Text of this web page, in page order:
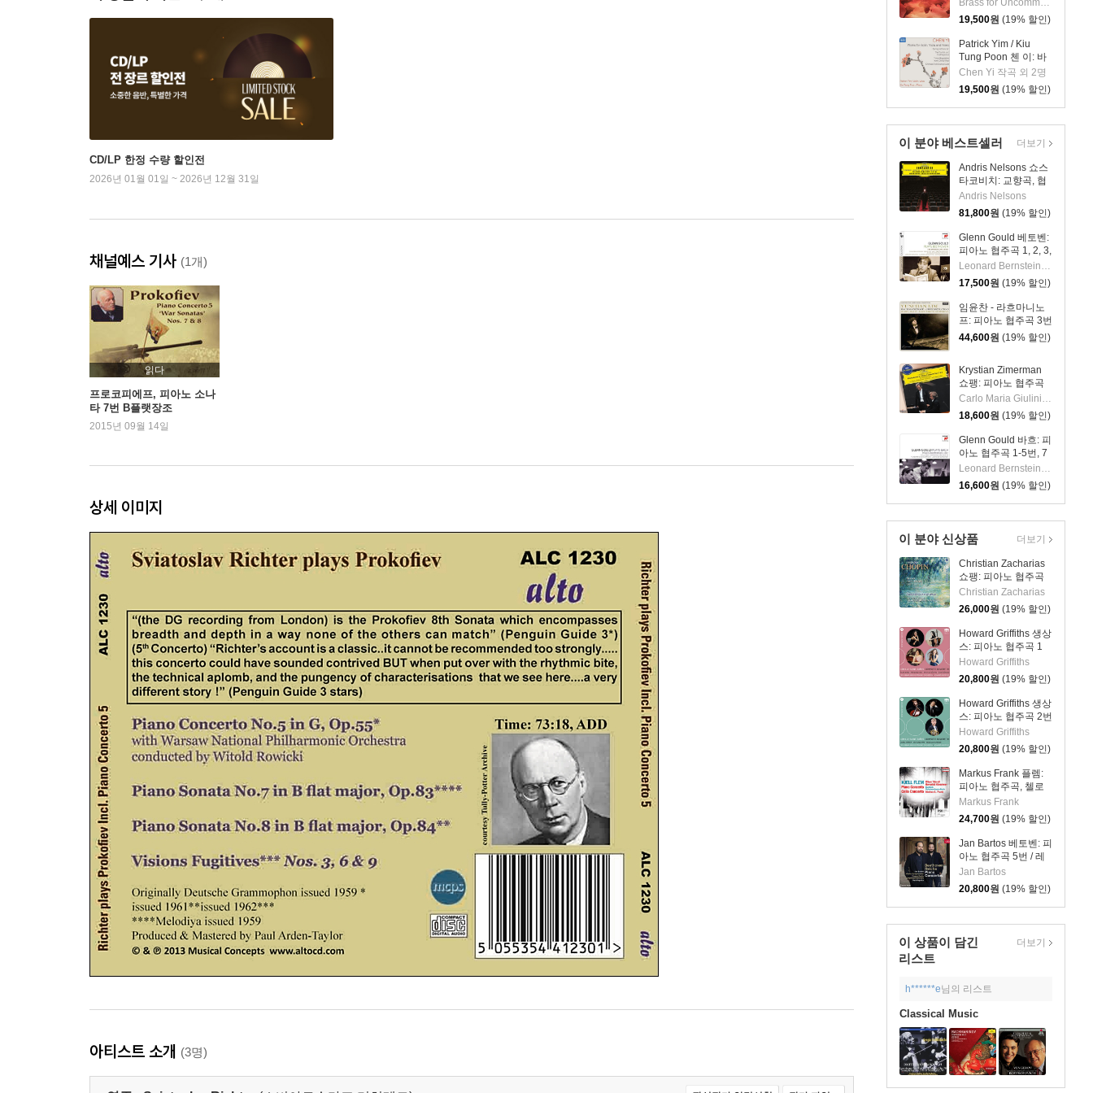
Brass for Uncommon Times 실내악
19,500원 (19% 할인)
Patrick Yim / Kiu
Tung Poon 첸 이: 바
이올린, 비올라, 피아
노 작품집 (Chen Yi:
Works For Violin,
Viola And Piano)
Chen Yi 작곡 외 2명
19,500원 (19% 할인)
이 분야 베스트셀러
Andris Nelsons 쇼스
타코비치: 교향곡, 협
주곡 (Shostakovich:
Symphonies,
Concertos, Lady
Macbeth of Mtsensk
District)
Andris Nelsons
81,800원 (19% 할인)
Glenn Gould 베토벤:
피아노 협주곡 1, 2, 3,
4, 5번 `황제` - 글렌
굴드 (Beethoven:
The 5 Piano
Concertos)
Leonard Bernstein,Leopold Stokowski,New York Philharmonic,Columbia Symphony Orchestra,Vladimir Golschmann,Ame
17,500원 (19% 할인)
임윤찬 - 라흐마니노
프: 피아노 협주곡 3번
[반 클라이번 콩쿠르
Piano Concerto
Op.30) [LP]
44,600원 (19% 할인)
Krystian Zimerman
쇼팽: 피아노 협주곡
1, 2번 - 카를로 마리
아 줄리니, 크리스티
안 지메르만 (Chopin:
Piano Concertos)
Carlo Maria Giulini, Krystian Zimerman, LA Philharmonic Orchestra, Frederic Chopin
18,600원 (19% 할인)
Glenn Gould 바흐: 피
아노 협주곡 1-5번, 7
번 (Plays Bach:
Piano Concertos
Nos.1-5 & 7) 글렌 굴
드
Leonard Bernstein,Columbia Symphony Orchestra,Glenn Gould,Vladimir Golschmann,Johann Sebastian Bach
16,600원 (19% 할인)
더보기
이 분야 신상품
Christian Zacharias
쇼팽: 피아노 협주곡
제1~2번 (Chopin:
Complete Piano
Concertos) [SACD
Hybrid]
Christian Zacharias
26,000원 (19% 할인)
Howard Griffiths 생상
스: 피아노 협주곡 1
번, 첼로 협주곡 1번,
'동물의 사육제'
(Saint-Saens: Piano
Concerto No.1, Cello
Concerto No.1, Le
Carnaval des
Animaux)
Howard Griffiths
20,800원 (19% 할인)
Howard Griffiths 생상
스: 피아노 협주곡 2번
외 (Saint-Saens:
Piano Concerto No.2
etc)
Howard Griffiths
20,800원 (19% 할인)
Markus Frank 플렘:
피아노 협주곡, 첼로
협주곡 (Flem: Piano
Concerto & Cello
Concerto)
Markus Frank
24,700원 (19% 할인)
Jan Bartos 베토벤: 피
아노 협주곡 5번 / 레
이하: 피아노 협주곡
E플랫장조
(Beethoven: Piano
Concerto No.4,
Reich: Piano
Concerto)
Jan Bartos
20,800원 (19% 할인)
더보기
이 상품이 담긴
리스트
더보기
h******e님의 리스트
Classical Music
CD/LP 한정 수량 할인전
2026년 01월 01일 ~ 2026년 12월 31일
채널예스 기사 (1개)
읽다
프로코피에프, 피아노 소나
타 7번 B플랫장조
2015년 09월 14일
상세 이미지
아티스트 소개 (3명)